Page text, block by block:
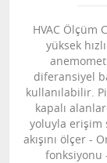
HVAC Ölçüm
yüksek
diferansiyel
kullanılabilir.
kapalı
yoluyla erişim
akışını ölçer -
fonksiyonu